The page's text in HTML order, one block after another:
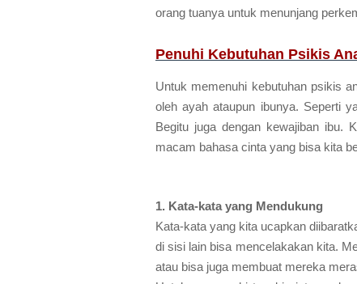
orang tuanya untuk menunjang
Penuhi Kebutuhan Psikis
Untuk memenuhi kebutuhan psikis
oleh ayah ataupun ibunya. Seperti
Begitu juga dengan kewajiban ibu.
macam bahasa cinta yang bisa kita
1. Kata-kata yang Mendukung
Kata-kata yang kita ucapkan
di sisi lain bisa mencelakakan kita.
atau bisa juga membuat mereka